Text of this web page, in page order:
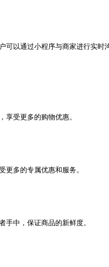
可以通过小程序与商家进行实时
享受更多的购物优惠。
更多的专属优惠和服务。
中，保证商品的新鲜度。